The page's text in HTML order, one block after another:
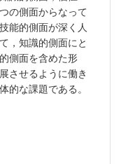
の側面からなって
能的側面が深く人
，知識的側面にと
側面を含めた形
させるように働き
的な課題である。